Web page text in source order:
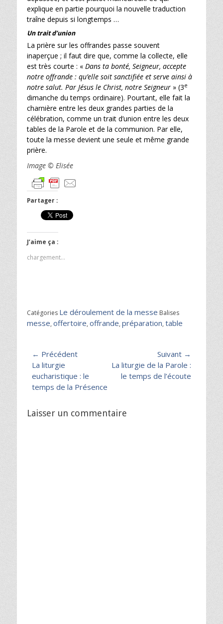
explique en partie pourquoi la nouvelle traduction
traîne depuis si longtemps …
Un trait d’union
La prière sur les offrandes passe souvent
inaperçue ; il faut dire que, comme la collecte, elle
est très courte : « Dans ta bonté, Seigneur, accepte
notre offrande : qu’elle soit sanctifiée et serve ainsi à
notre salut. Par Jésus le Christ, notre Seigneur » (3e
dimanche du temps ordinaire). Pourtant, elle fait la
charnière entre les deux grandes parties de la
célébration, comme un trait d’union entre les deux
tables de la Parole et de la communion. Par elle,
toute la messe devient une seule et même grande
prière.
Image © Elisée
Partager :
J’aime ça :
chargement…
Catégories Le déroulement de la messe Balises
messe, offertoire, offrande, préparation, table
Navigation
de
l’article
← Précédent
Article
précédent :
La liturgie
eucharistique : le
temps de la Présence
Suivant →
Article
suivant :
La liturgie de la Parole :
le temps de l’écoute
Laisser un commentaire